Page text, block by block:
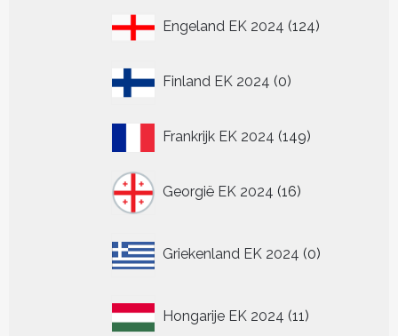
Engeland EK 2024 124124
Finland EK 2024 0
producten
Frankrijk EK 2024 149149
Georgië EK 2024 16
producten
Griekenland EK 2024 0
producten
Hongarije EK 2024 11
producten